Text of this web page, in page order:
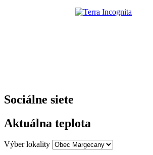
Sociálne siete
Aktuálna teplota
Výber lokality